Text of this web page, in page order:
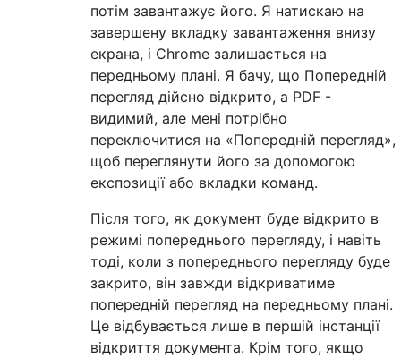
потім завантажує його. Я натискаю на
завершену вкладку завантаження внизу
екрана, і Chrome залишається на
передньому плані. Я бачу, що Попередній
перегляд дійсно відкрито, а PDF -
видимий, але мені потрібно
переключитися на «Попередній перегляд»,
щоб переглянути його за допомогою
експозиції або вкладки команд.
Після того, як документ буде відкрито в
режимі попереднього перегляду, і навіть
тоді, коли з попереднього перегляду буде
закрито, він завжди відкриватиме
попередній перегляд на передньому плані.
Це відбувається лише в першій інстанції
відкриття документа. Крім того, якщо